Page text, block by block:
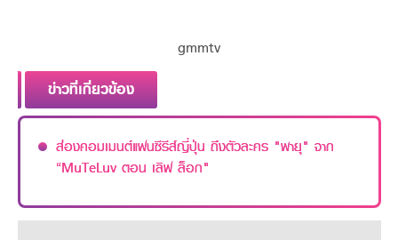
gmmtv
ข่าวที่เกี่ยวข้อง
ส่องคอมเมนต์แฟนซีรีส์ญี่ปุ่น ถึงตัวละคร "พายุ" จาก
“MuTeLuv ตอน เลิฟ ล็อก"